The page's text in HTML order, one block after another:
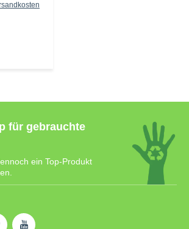
für gebrauchte
ein Top-Produkt